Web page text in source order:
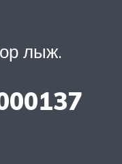
лыж.